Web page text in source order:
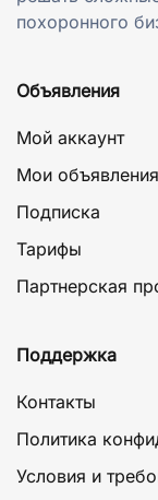
похоронного
Объявления
Мой аккаунт
Мои объявления
Подписка
Тарифы
Партнерская
Поддержка
Контакты
Политика
Условия и